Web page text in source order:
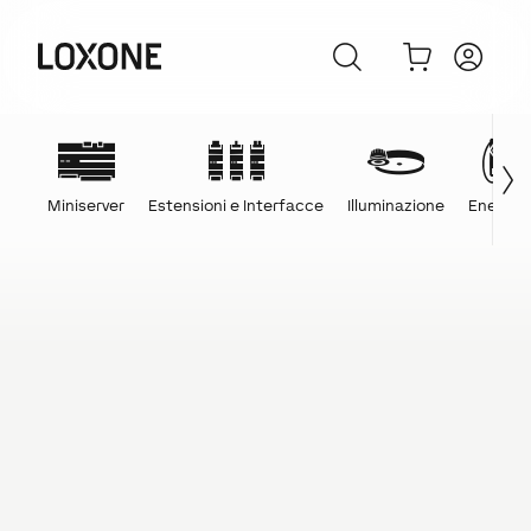
Miniserver Estensioni e Interfacce Illuminazione Energia